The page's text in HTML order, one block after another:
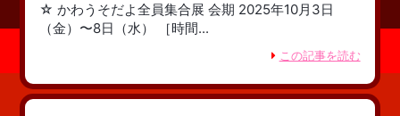
☆ かわうそだよ全員集合展 会期 2025年10月3日
（金）〜8日（水） ［時間...
この記事を読む